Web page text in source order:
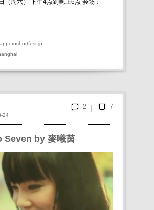
（周六） 下午4点到晚上6点 会场：
Seven by 麥曦茵
24
2